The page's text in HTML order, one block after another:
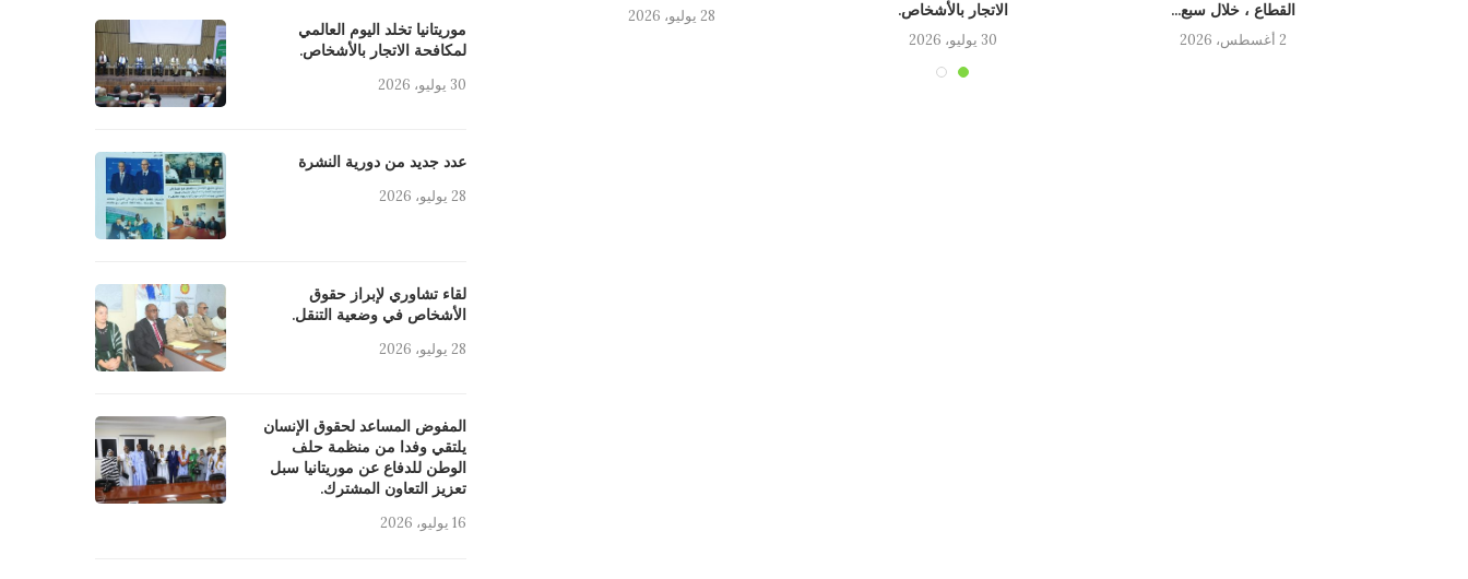
القطاع ، خلال سبع...
2 أغسطس، 2026
الاتجار بالأشخاص.
30 يوليو، 2026
28 يوليو، 2026
28 يوليو، 2026 16 يوليو، 2026
موريتانيا تخلد اليوم العالمي
لمكافحة الاتجار بالأشخاص.
30 يوليو، 2026
عدد جديد من دورية النشرة
28 يوليو، 2026
لقاء تشاوري لإبراز حقوق
الأشخاص في وضعية التنقل.
28 يوليو، 2026
المفوض المساعد لحقوق الإنسان
يلتقي وفدا من منظمة حلف
الوطن للدفاع عن موريتانيا سبل
تعزيز التعاون المشترك.
16 يوليو، 2026